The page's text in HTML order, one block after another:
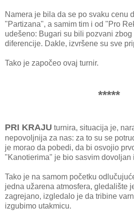
Namera je bila da se po svaku cenu
"Partizana", a samim tim i od "Pro
udešeno: Bugari su bili pozvani zbog
diferencije. Dakle, izvršene su sve
Tako je započeo ovaj turnir.
*****
PRI KRAJU turnira, situacija je,
nepovoljnija za nas: za to su se
je morao da pobedi, da bi osvojio
"Kanotierima" je bio sasvim dovoljan
Tako je na samom početku
jedna užarena atmosfera, gledalište
zagrejano, izgledalo je da tribine
izgubimo utakmicu.